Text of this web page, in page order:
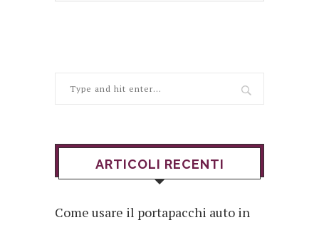
ARTICOLI RECENTI
Come usare il portapacchi auto in